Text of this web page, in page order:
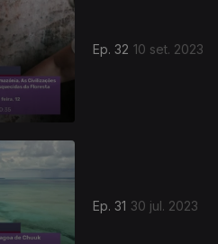
Ep. 32 10 set. 2023
Ep. 31 30 jul. 2023